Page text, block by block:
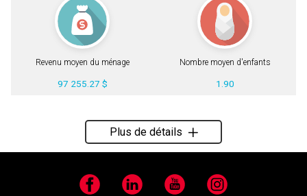
Revenu moyen du ménage
97 255.27 $
Nombre moyen d'enfants
1.90
Plus de détails
Facebook LinkedIn YouTube Instagram